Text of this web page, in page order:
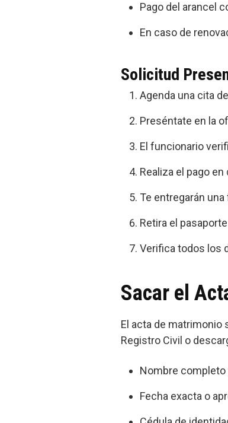
Pago del arancel
En caso de
Solicitud
Agenda una cita
Preséntate en la
El funcionario
Realiza el pago
Te entregarán
Retira el
Verifica todos los
Sacar el
El acta de matrimonio
Registro Civil o
Nombre completo
Fecha exacta o